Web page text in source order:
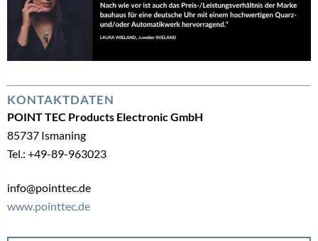
KONTAKTDATEN
POINT TEC Products Electronic GmbH
85737 Ismaning
Tel.: +49-89-963023
info@pointtec.de
www.pointtec.de